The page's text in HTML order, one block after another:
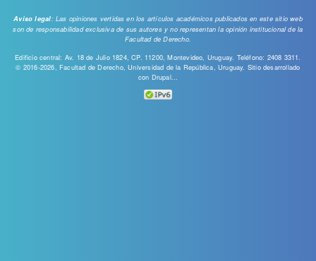
Aviso legal: Las opiniones vertidas en los artículos académicos publicados en este sitio web
son de responsabilidad exclusiva de sus autores y no representan la opinión institucional de la
Facultad de Derecho.
Edificio central: Av. 18 de Julio 1824, CP. 11200, Montevideo, Uruguay. Teléfono: 2408 3311.
© 2016-2026, Facultad de Derecho, Universidad de la República, Uruguay. Sitio desarrollado
con Drupal...